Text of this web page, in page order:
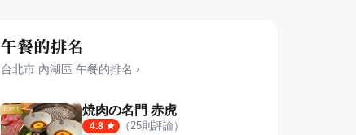
午餐的排名
台北市 內湖區 午餐的排名 ›
焼肉の名門 赤虎
4.8 （ 25則評論）